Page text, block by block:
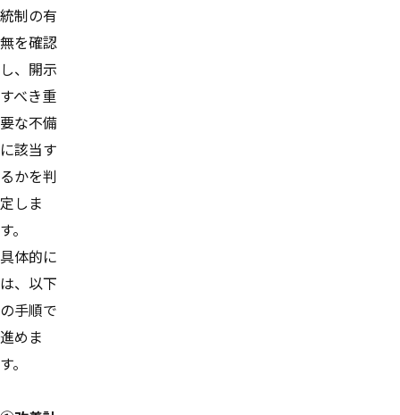
統制の有
無を確認
し、開示
すべき重
要な不備
に該当す
るかを判
定しま
す。
具体的に
は、以下
の手順で
進めま
す。